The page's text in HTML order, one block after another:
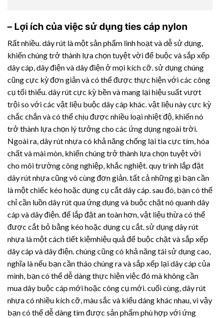
– Lợi ích của việc sử dụng ties cáp nylon
Rất nhiều. dây rút là một sản phẩm linh hoạt và dễ sử dụng,
khiến chúng trở thành lựa chọn tuyệt vời để buộc và sắp xếp
dây cáp, dây điện và dây điện ở mọi kích cỡ. sử dụng chúng
cũng cực kỳ đơn giản và có thể được thực hiện với các công
cụ tối thiểu. dây rút cực kỳ bền và mang lại hiệu suất vượt
trội so với các vật liệu buộc dây cáp khác. vật liệu này cực kỳ
chắc chắn và có thể chịu được nhiều loại nhiệt độ, khiến nó
trở thành lựa chọn lý tưởng cho các ứng dụng ngoài trời.
Ngoài ra,dây rút nhựacó khả năng chống lại tia cực tím, hóa
chất và mài mòn, khiến chúng trở thành lựa chọn tuyệt vời
cho môi trường công nghiệp, khắc nghiệt. quy trình lắp đặt
dây rút nhựacũng vô cùng đơn giản. tất cả những gì bạn cần
là một chiếc kéo hoặc dụng cụ cắt dây cáp. sau đó, bạn có thể
chỉ cần luồn dây rút qua ứng dụng và buộc chặt nó quanh dây
cáp và dây điện. để lắp đặt an toàn hơn, vật liệu thừa có thể
được cắt bỏ bằng kéo hoặc dụng cụ cắt. sử dụngdây rút
nhựa là một cách tiết kiệmhiệu quả để buộc chặt và sắp xếp
dây cáp và dây điện. chúng cũng có khả năng tái sử dụng cao,
nghĩa là nếu bạn cần tháo chúng ra và sắp xếp lại dây cáp của
mình, bạn có thể dễ dàng thực hiện việc đó mà không cần
mua dây buộc cáp mới hoặc công cụ mới. cuối cùng,dây rút
nhựacó nhiều kích cỡ, màu sắc và kiểu dáng khác nhau, vì vậy
bạn có thể dễ dàng tìm được sản phẩm phù hợp với ứng